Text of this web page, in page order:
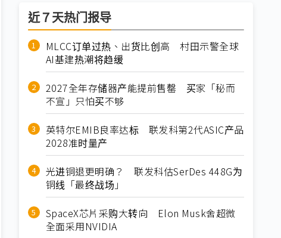
近７天热门报导
MLCC订单过热、出货比创高 村田示警全球
AI基建热潮将趋缓
2027全年存储器产能提前售罄 买家「秘而
不宣」只怕买不够
英特尔EMIB良率达标 联发科第2代ASIC产品
2028准时量产
光进铜退更明确？ 联发科估SerDes 448G为
铜线「最终战场」
SpaceX芯片采购大转向 Elon Musk舍超微
全面采用NVIDIA